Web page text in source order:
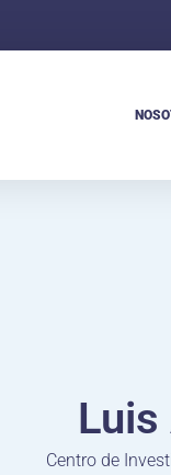
Centro de